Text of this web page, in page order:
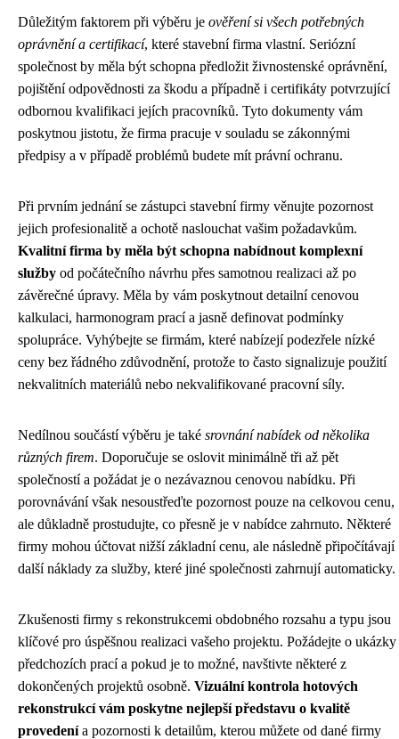
Důležitým faktorem při výběru je ověření si všech potřebných
oprávnění a certifikací, které stavební firma vlastní. Seriózní
společnost by měla být schopna předložit živnostenské oprávnění,
pojištění odpovědnosti za škodu a případně i certifikáty potvrzující
odbornou kvalifikaci jejích pracovníků. Tyto dokumenty vám
poskytnou jistotu, že firma pracuje v souladu se zákonnými
předpisy a v případě problémů budete mít právní ochranu.
Při prvním jednání se zástupci stavební firmy věnujte pozornost
jejich profesionalitě a ochotě naslouchat vašim požadavkům.
Kvalitní firma by měla být schopna nabídnout komplexní
služby od počátečního návrhu přes samotnou realizaci až po
závěrečné úpravy. Měla by vám poskytnout detailní cenovou
kalkulaci, harmonogram prací a jasně definovat podmínky
spolupráce. Vyhýbejte se firmám, které nabízejí podezřele nízké
ceny bez řádného zdůvodnění, protože to často signalizuje použití
nekvalitních materiálů nebo nekvalifikované pracovní síly.
Nedílnou součástí výběru je také srovnání nabídek od několika
různých firem. Doporučuje se oslovit minimálně tři až pět
společností a požádat je o nezávaznou cenovou nabídku. Při
porovnávání však nesoustřeďte pozornost pouze na celkovou cenu,
ale důkladně prostudujte, co přesně je v nabídce zahrnuto. Některé
firmy mohou účtovat nižší základní cenu, ale následně připočítávají
další náklady za služby, které jiné společnosti zahrnují automaticky.
Zkušenosti firmy s rekonstrukcemi obdobného rozsahu a typu jsou
klíčové pro úspěšnou realizaci vašeho projektu. Požádejte o ukázky
předchozích prací a pokud je to možné, navštivte některé z
dokončených projektů osobně. Vizuální kontrola hotových
rekonstrukcí vám poskytne nejlepší představu o kvalitě
provedenía pozornosti k detailům, kterou můžete od dané firmy